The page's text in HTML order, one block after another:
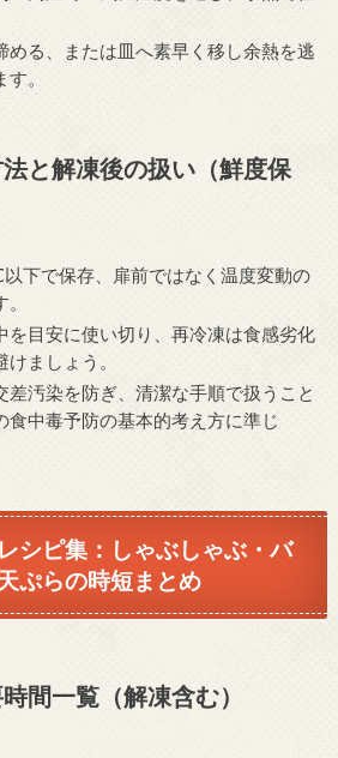
める、または皿へ素早く移し余熱を逃
。
と解凍後の扱い（鮮度保
下で保存、扉前ではなく温度変動の
を目安に使い切り、再冷凍は食感劣化
ましょう。
差汚染を防ぎ、清潔な手順で扱うこと
食中毒予防の基本的考え方に準じ
シピ集：しゃぶしゃぶ・バ
ぷらの時短まとめ
間一覧（解凍含む）